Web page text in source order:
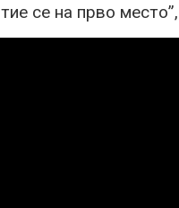
се на прво